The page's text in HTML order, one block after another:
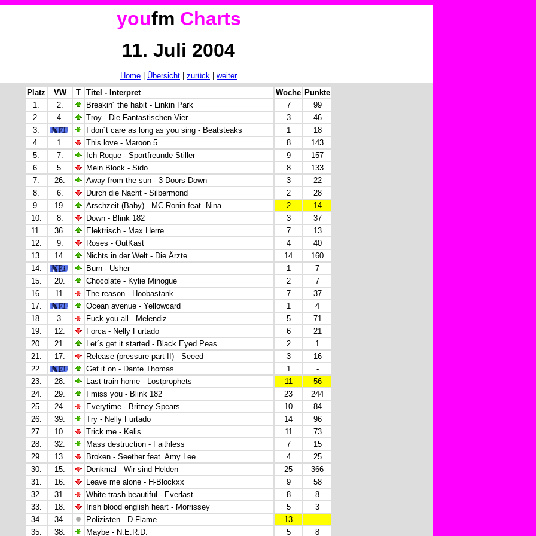
youfm Charts
11. Juli 2004
Home Übersicht zurück
weiter
Platz
VW T Titel - Interpret Woche Punkte
1.
2. Breakin´ the habit - Linkin Park 7
99
2.
4. Troy - Die Fantastischen Vier 3
46
3.
I don´t care as long as you sing - Beatsteaks 1
18
4.
1. This love - Maroon 5 8
143
5.
7. Ich Roque - Sportfreunde Stiller 9
157
6.
5. Mein Block - Sido 8
133
7.
26. Away from the sun - 3 Doors Down 3
22
8.
6. Durch die Nacht - Silbermond 2
28
9.
19. Arschzeit (Baby) - MC Ronin feat. Nina 2
14
10.
8. Down - Blink 182 3
37
11.
36. Elektrisch - Max Herre 7
13
12.
9. Roses - OutKast 4
40
13.
14. Nichts in der Welt - Die Ärzte 14
160
14.
Burn - Usher 1
7
15.
20. Chocolate - Kylie Minogue 2
7
16.
11. The reason - Hoobastank 7
37
17.
Ocean avenue - Yellowcard 1
4
18.
3. Fuck you all - Melendiz 5
71
19.
12. Forca - Nelly Furtado 6
21
20.
21. Let´s get it started - Black Eyed Peas 2
1
21.
17. Release (pressure part II) - Seeed 3
16
22.
Get it on - Dante Thomas 1
-
23.
28. Last train home - Lostprophets 11
56
24.
29. I miss you - Blink 182 23
244
25.
24. Everytime - Britney Spears 10
84
26.
39. Try - Nelly Furtado 14
96
27.
10. Trick me - Kelis 11
73
28.
32. Mass destruction - Faithless 7
15
29.
13. Broken - Seether feat. Amy Lee 4
25
30.
15. Denkmal - Wir sind Helden 25
366
31.
16. Leave me alone - H-Blockxx 9
58
32.
31. White trash beautiful - Everlast 8
8
33.
18. Irish blood english heart - Morrissey 5
3
34.
34. Polizisten - D-Flame 13
-
35.
38. Maybe - N.E.R.D. 5 8